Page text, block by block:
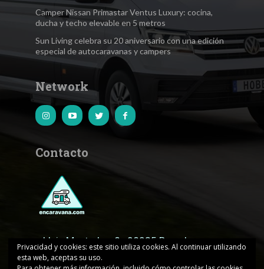
Camper Nissan Primastar Ventus Luxury: cocina,
ducha y techo elevable en 5 metros
Sun Living celebra su 20 aniversario con una edición
especial de autocaravanas y campers
Network
Contacto
c.Lluis Muntadas, 8 · 08035 Barcelona
Privacidad y cookies: este sitio utiliza cookies. Al continuar utilizando
esta web, aceptas su uso.